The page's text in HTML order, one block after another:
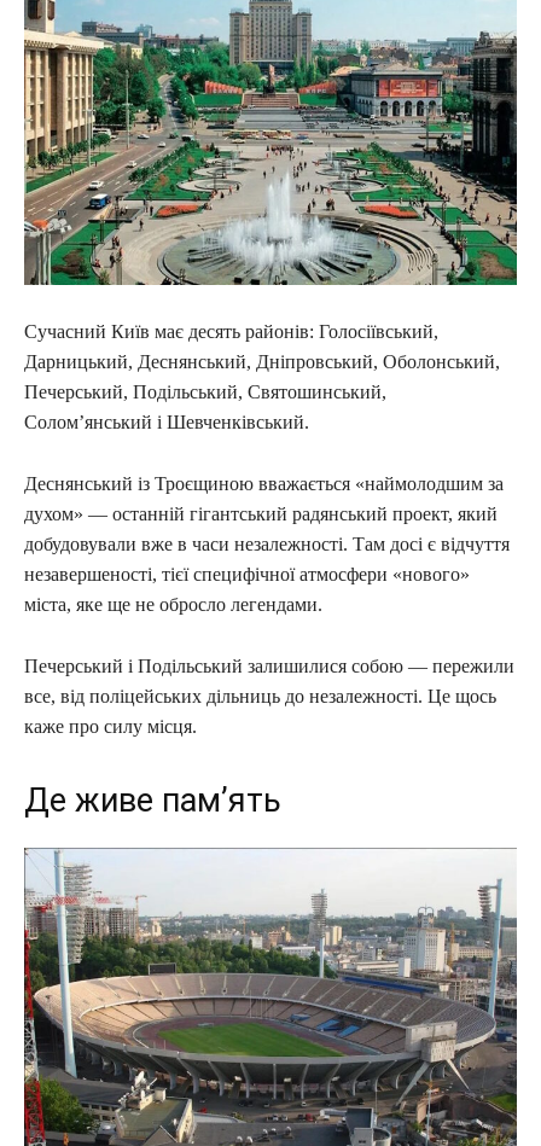
Сучасний Київ має десять районів: Голосіївський,
Дарницький, Деснянський, Дніпровський, Оболонський,
Печерський, Подільський, Святошинський,
Солом’янський і Шевченківський.
Деснянський із Троєщиною вважається «наймолодшим за
духом» — останній гігантський радянський проект, який
добудовували вже в часи незалежності. Там досі є відчуття
незавершеності, тієї специфічної атмосфери «нового»
міста, яке ще не обросло легендами.
Печерський і Подільський залишилися собою — пережили
все, від поліцейських дільниць до незалежності. Це щось
каже про силу місця.
Де живе пам’ять